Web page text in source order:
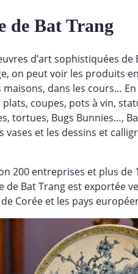
de Bat Trang
d’art sophistiquées
on peut voir les produits
dans les cours…
coupes, pots à vin,
tortues, Bugs Bunnies…,
et les dessins et
200 entreprises et plus
de Bat Trang est exportée
Corée et les pays